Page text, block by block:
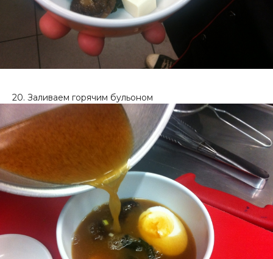
20. Заливаем горячим бульоном